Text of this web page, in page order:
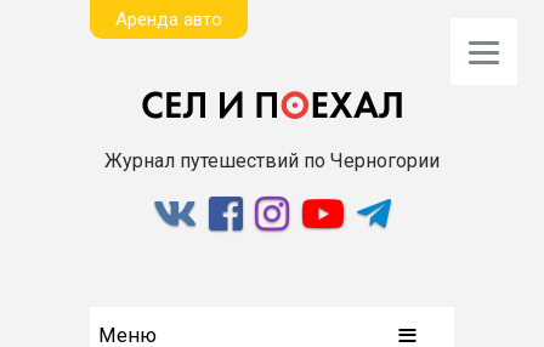
Aренда авто
Журнал путешествий по Черногории
Меню